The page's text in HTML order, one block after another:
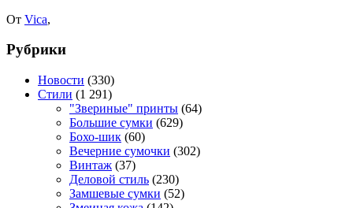
От Vica,
Рубрики
Новости (330)
Стили (1 291)
"Звериные" принты (64)
Большие сумки (629)
Бохо-шик (60)
Вечерние сумочки (302)
Винтаж (37)
Деловой стиль (230)
Замшевые сумки (52)